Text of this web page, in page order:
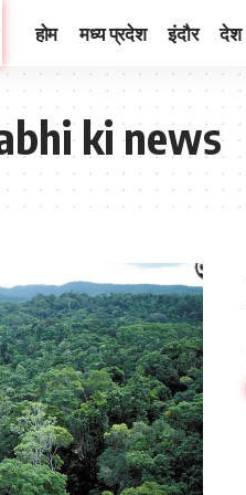
होम मध्य प्रदेश इंदौर देश
ki news